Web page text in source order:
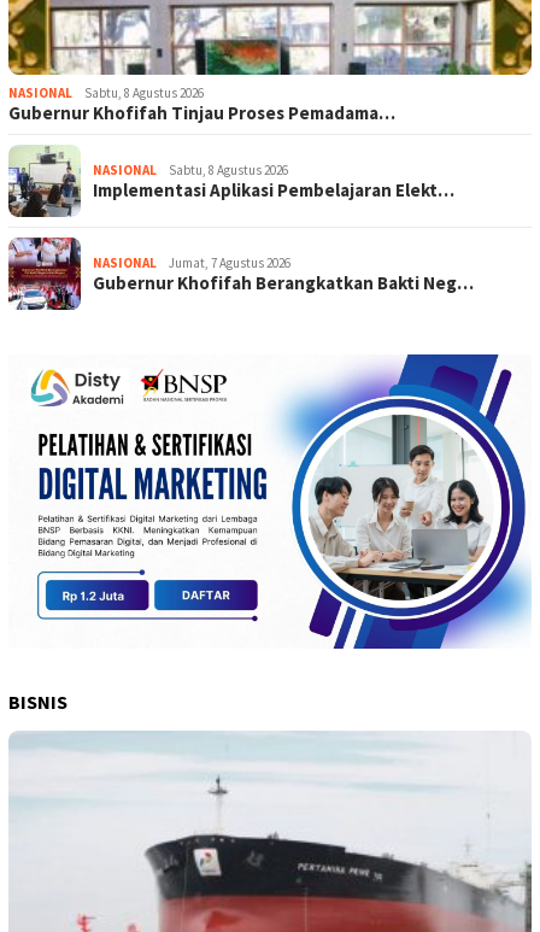
NASIONAL Sabtu, 8 Agustus 2026
Gubernur Khofifah Tinjau Proses Pemadama…
NASIONAL Sabtu, 8 Agustus 2026
Implementasi Aplikasi Pembelajaran Elekt…
NASIONAL Jumat, 7 Agustus 2026
Gubernur Khofifah Berangkatkan Bakti Neg…
BISNIS